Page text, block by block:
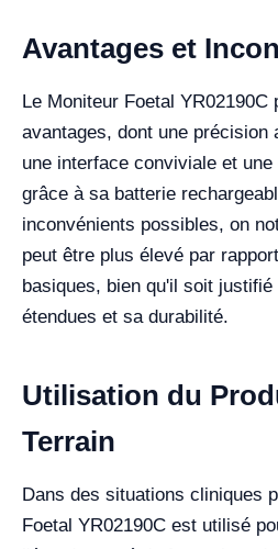
Avantages et
Le Moniteur Foetal YR02190C
avantages, dont une précision
une interface conviviale et
grâce à sa batterie
inconvénients possibles, on
peut être plus élevé par
basiques, bien qu'il soit
étendues et sa durabilité.
Utilisation du
Terrain
Dans des situations cliniques
Foetal YR02190C est utilisé